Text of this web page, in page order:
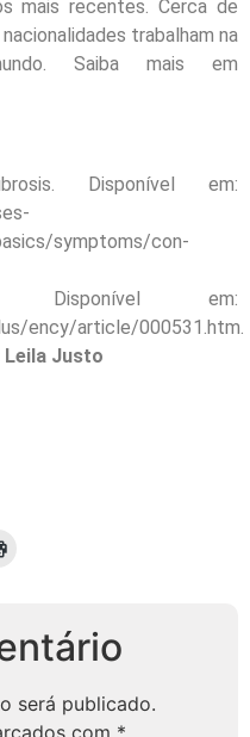
mais recentes. Cerca de
trabalham na
Saiba mais em
Disponível em:
symptoms/con-
Disponível em:
ency/article/000531.htm.
Leila Justo
será publicado.
com *